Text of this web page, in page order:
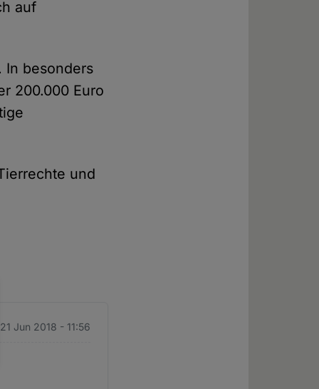
auf
In besonders
200.000 Euro
und
21 Jun 2018 - 11:56